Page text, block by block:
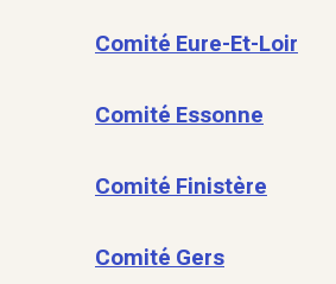
Comité Eure-Et-Loir
Comité Essonne
Comité Finistère
Comité Gers